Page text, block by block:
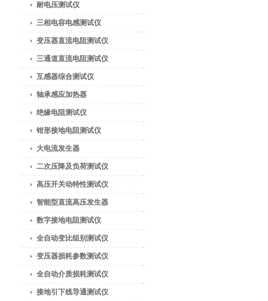
耐电压测试仪
三相电容电感测试仪
变压器直流电阻测试仪
三通道直流电阻测试仪
互感器综合测试仪
轴承感应加热器
绝缘电阻测试仪
钳形接地电阻测试仪
大电流发生器
二次压降及负荷测试仪
高压开关动特性测试仪
智能型直流高压发生器
数字接地电阻测试仪
全自动变比组别测试仪
变压器损耗参数测试仪
全自动介质损耗测试仪
接地引下线导通测试仪